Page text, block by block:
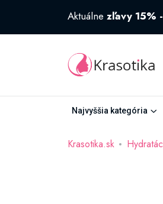
Aktuálne zľavy 15%
Najvyššia kategória
Krasotika.sk